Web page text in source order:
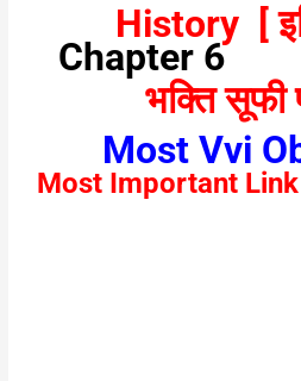
History [
Chapter 6
भक्ति सूफी
Most Vvi
Most Important